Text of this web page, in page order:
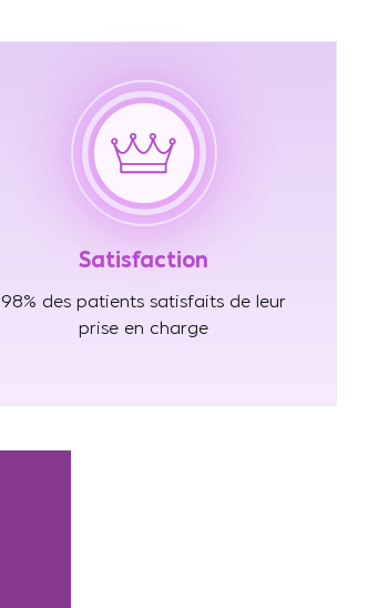
Satisfaction
98% des patients satisfaits de leur
prise en charge